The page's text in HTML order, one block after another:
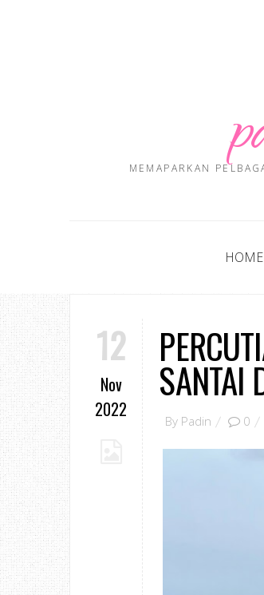
MEMAPARKAN
HOME
12
Nov
2022
SANTAI
By Padin 0